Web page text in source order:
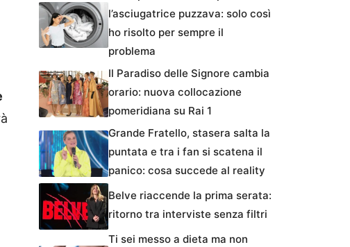
l’asciugatrice puzzava: solo così
ho risolto per sempre il
problema
Il Paradiso delle Signore cambia
orario: nuova collocazione
pomeridiana su Rai 1
Grande Fratello, stasera salta la
puntata e tra i fan si scatena il
panico: cosa succede al reality
Belve riaccende la prima serata:
ritorno tra interviste senza filtri
Ti sei messo a dieta ma non